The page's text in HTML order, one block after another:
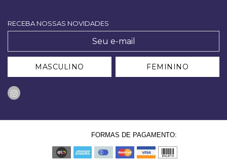
RECEBA NOSSAS NOVIDADES
MASCULINO FEMININO
FORMAS DE PAGAMENTO: